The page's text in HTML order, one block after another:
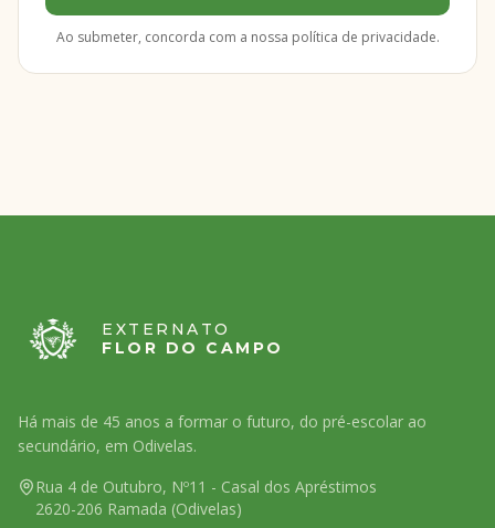
Ao submeter, concorda com a nossa política de privacidade.
EXTERNATO
FLOR DO CAMPO
Há mais de 45 anos a formar o futuro, do pré-escolar ao
secundário, em Odivelas.
Rua 4 de Outubro, Nº11 - Casal dos Apréstimos
2620-206 Ramada (Odivelas)